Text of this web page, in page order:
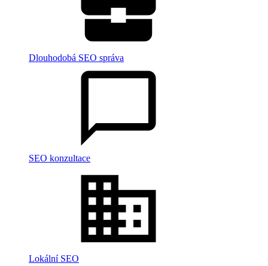
Dlouhodobá SEO správa
SEO konzultace
Lokální SEO